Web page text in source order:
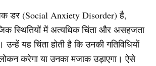
डर (Social Anxiety Disorder) है,
स्थितियों में अत्यधिक चिंता और असहजता
यह चिंता होती है कि उनकी गतिविधियों
करेगा या उनका मजाक उड़ाएगा। ऐसे